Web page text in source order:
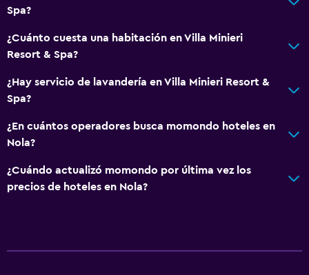
Spa?
¿Cuánto cuesta una habitación en Villa Minieri
Resort & Spa?
¿Hay servicio de lavandería en Villa Minieri Resort &
Spa?
¿En cuántos operadores busca momondo hoteles en
Nola?
¿Cuándo actualizó momondo por última vez los
precios de hoteles en Nola?